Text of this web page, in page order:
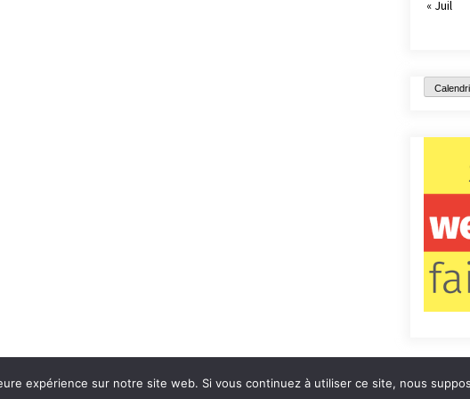
« Juil
Contact Qui
expérience sur notre site web. Si vous continuez à utiliser ce site, nous